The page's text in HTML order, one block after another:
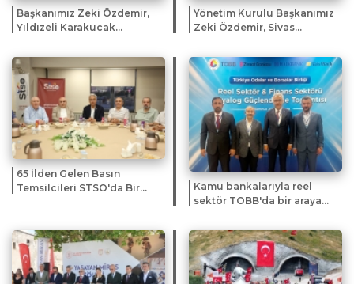
Başkanımız Zeki Özdemir,
Yıldızeli Karakucak
Festivali'ne Katıldı
Yönetim Kurulu Başkanımız
Zeki Özdemir, Sivas
yeni hizmet ofisinin açılış
törenine katıldı.
65 İlden Gelen Basın
Temsilcileri STSO'da Bir
Kamu bankalarıyla reel
sektör TOBB'da bir araya